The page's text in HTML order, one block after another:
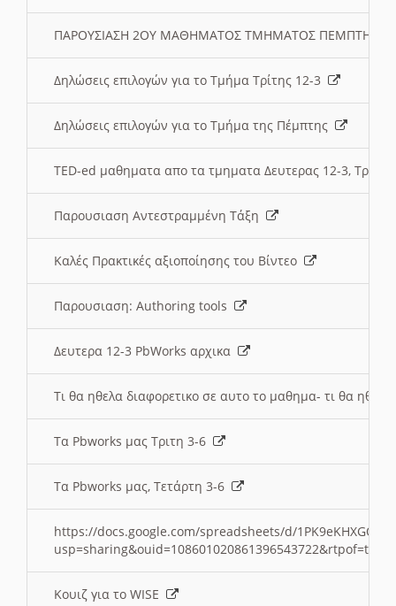
ΠΑΡΟΥΣΙΑΣΗ 2ΟΥ ΜΑΘΗΜΑΤΟΣ ΤΜΗΜΑΤΟΣ
Δηλώσεις επιλογών για το Τμήμα Τρίτης 12-3
Δηλώσεις επιλογών για το Τμήμα της Πέμπτης
TED-ed μαθηματα απο τα τμηματα Δευτερας 12-3,
Παρουσιαση Αντεστραμμένη Τάξη
Καλές Πρακτικές αξιοποίησης του Βίντεο
Παρουσιαση: Authoring tools
Δευτερα 12-3 PbWorks αρχικα
Τι θα ηθελα διαφορετικο σε αυτο το μαθημα- τι θα
Τα Pbworks μας Τριτη 3-6
Τα Pbworks μας, Τετάρτη 3-6
https://docs.google.com/spreadsheets/d/
Κουιζ για το WISE